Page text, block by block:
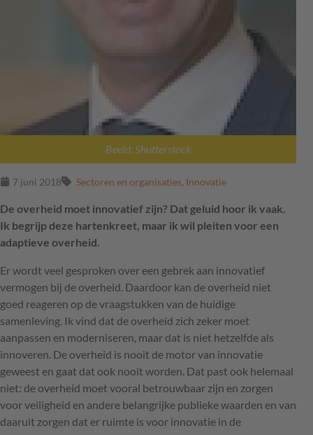
Beeld: Shutterstock
7 juni 2018 Sectoren en organisaties, Innovatie
De overheid moet innovatief zijn? Dat geluid hoor ik vaak.
Ik begrijp deze hartenkreet, maar ik wil pleiten voor een
adaptieve overheid.
Er wordt veel gesproken over een gebrek aan innovatief
vermogen bij de overheid. Daardoor kan de overheid niet
goed reageren op de vraagstukken van de huidige
samenleving. Ik vind dat de overheid zich zeker moet
aanpassen en moderniseren, maar dat is niet hetzelfde als
innoveren. De overheid is nooit de motor van innovatie
geweest en gaat dat ook nooit worden. Dat past ook helemaal
niet: de overheid moet vooral betrouwbaar zijn en zorgen
voor veiligheid en andere belangrijke publieke waarden en van
daaruit zorgen dat er ruimte is voor innovatie in de